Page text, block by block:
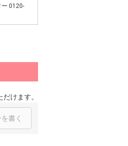
ー 0120-
けます。
書く